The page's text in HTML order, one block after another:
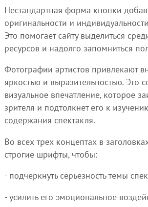
Нестандартная форма кнопки
оригинальности и
Это помогает сайту выделиться
ресурсов и надолго запомниться
Фотографии артистов привлекают
яркостью и выразительностью. Это
визуальное впечатление, которое
зрителя и подтолкнет его к
содержания спектакля.
Во всех трех концептах в
строгие шрифты, чтобы:
- подчеркнуть серьёзность темы
- усилить его эмоциональное